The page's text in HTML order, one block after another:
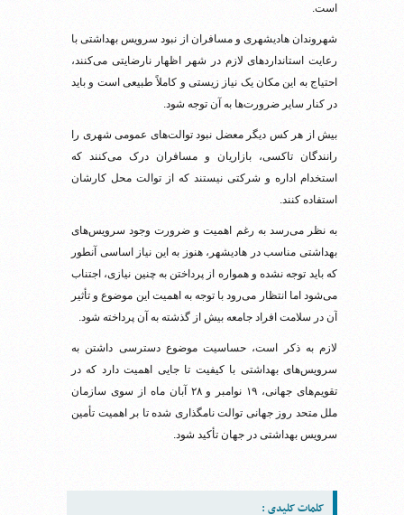
است.
شهروندان هادیشهری و مسافران از نبود سرویس بهداشتی با
رعایت استانداردهای لازم در شهر اظهار نارضایتی می‌کنند،
احتیاج به این مکان یک نیاز زیستی و کاملاً طبیعی است و باید
در کنار سایر ضرورت‌ها به آن توجه شود.
بیش از هر کس دیگر معضل نبود توالت‌های عمومی شهری را
رانندگان تاکسی، بازاریان و مسافران درک می‌کنند که
استخدام اداره و شرکتی نیستند که از توالت محل کارشان
استفاده کنند.
به‌ نظر می‌رسد به ‌رغم اهمیت و ضرورت وجود سرویس‌های
بهداشتی مناسب در هادیشهر، هنوز به این نیاز اساسی آنطور
که باید توجه نشده و همواره از پرداختن به چنین نیازی، اجتناب
می‌شود اما انتظار می‌رود با توجه به اهمیت این موضوع و تأثیر
آن در سلامت افراد جامعه بیش از گذشته به آن پرداخته شود.
لازم به ذکر است، حساسیت موضوع دسترسی داشتن به
سرویس‌های بهداشتی با کیفیت تا جایی اهمیت دارد که در
تقویم‌های جهانی، ۱۹ نوامبر و ۲۸ آبان ماه از سوی سازمان
ملل متحد روز جهانی توالت نامگذاری شده تا بر اهمیت تأمین
سرویس بهداشتی در جهان تأکید شود.
کلمات کلیدی :